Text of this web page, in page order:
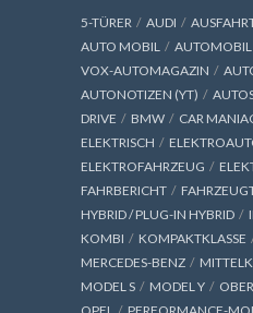
5-TÜRER AUDI
AUTO MOBIL
AUTOMOBIL
VOX-AUTOMAGAZIN
AUTONOTIZEN (YT)
DRIVE
BMW CAR
ELEKTRISCH
ELEKTROFAHRZEUG
FAHRBERICHT
HYBRID / PLUG-IN HYBRID
KOMBI
KOMPAKTKLASSE
MERCEDES-BENZ
MODEL S
MODEL Y